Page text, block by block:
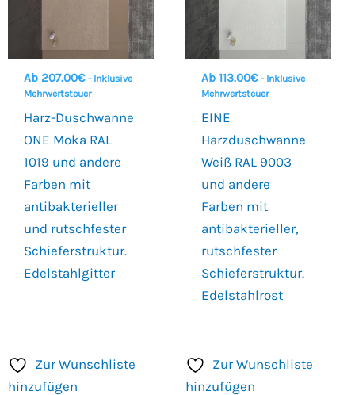
Ab 207.00€ - Inklusive
Mehrwertsteuer
Harz-Duschwanne
ONE Moka RAL
1019 und andere
Farben mit
antibakterieller
und rutschfester
Schieferstruktur.
Edelstahlgitter
Ab 113.00€ - Inklusive
Mehrwertsteuer
EINE
Harzduschwanne
Weiß RAL 9003
und andere
Farben mit
antibakterieller,
rutschfester
Schieferstruktur.
Edelstahlrost
Zur Wunschliste
hinzufügen
Zur Wunschliste
hinzufügen